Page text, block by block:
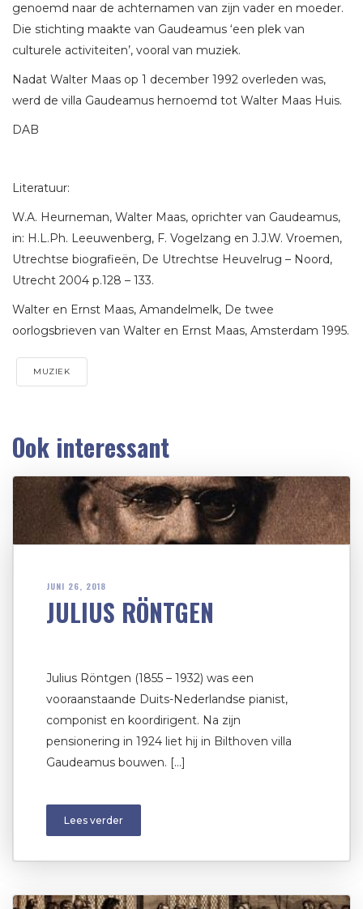
genoemd naar de achternamen van zijn vader en moeder.
Die stichting maakte van Gaudeamus ‘een plek van
culturele activiteiten’, vooral van muziek.
Nadat Walter Maas op 1 december 1992 overleden was,
werd de villa Gaudeamus hernoemd tot Walter Maas Huis.
DAB
Literatuur:
W.A. Heurneman, Walter Maas, oprichter van Gaudeamus,
in: H.L.Ph. Leeuwenberg, F. Vogelzang en J.J.W. Vroemen,
Utrechtse biografieën, De Utrechtse Heuvelrug – Noord,
Utrecht 2004 p.128 – 133.
Walter en Ernst Maas, Amandelmelk, De twee
oorlogsbrieven van Walter en Ernst Maas, Amsterdam 1995.
MUZIEK
Ook interessant
JUNI 26, 2018
JULIUS RÖNTGEN
Julius Röntgen (1855 – 1932) was een
vooraanstaande Duits-Nederlandse pianist,
componist en koordirigent. Na zijn
pensionering in 1924 liet hij in Bilthoven villa
Gaudeamus bouwen. […]
Lees verder